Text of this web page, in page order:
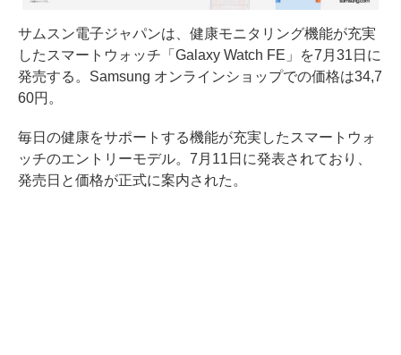
サムスン電子ジャパンは、健康モニタリング機能が充実
したスマートウォッチ「Galaxy Watch FE」を7月31日に
発売する。Samsung オンラインショップでの価格は34,7
60円。
毎日の健康をサポートする機能が充実したスマートウォ
ッチのエントリーモデル。7月11日に発表されており、
発売日と価格が正式に案内された。